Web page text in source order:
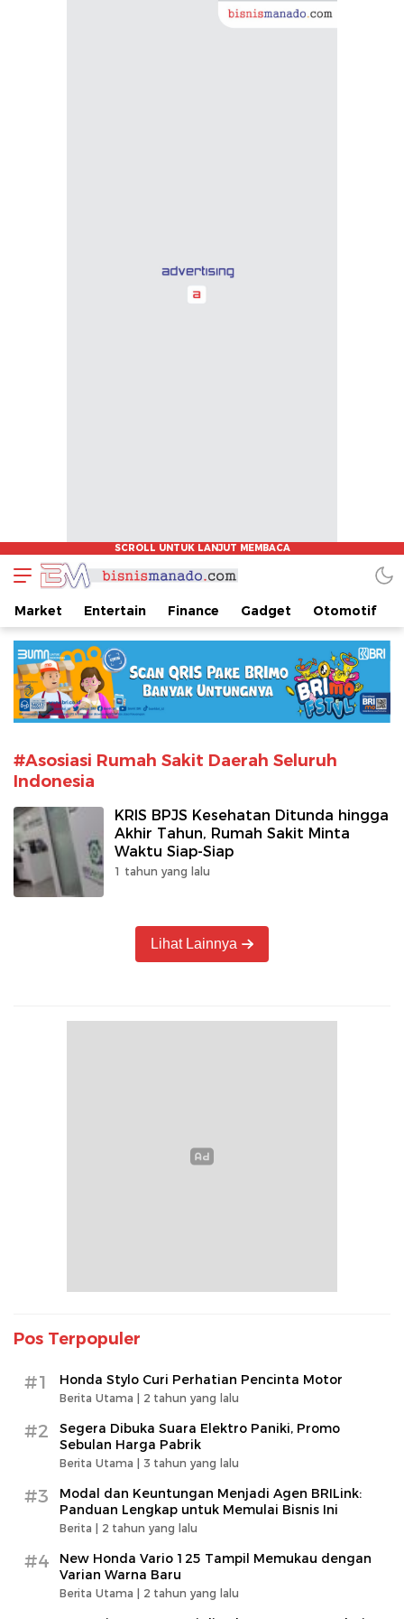
www.bisnismanado.com
Berita Bisnis Sulawesi Utara
Market Entertain Finance Gadget Otomotif
#Asosiasi Rumah Sakit Daerah Seluruh
Indonesia
KRIS BPJS Kesehatan Ditunda hingga
Akhir Tahun, Rumah Sakit Minta
Waktu Siap-Siap
1 tahun yang lalu
Lihat Lainnya
Pos Terpopuler
#1 Honda Stylo Curi Perhatian Pencinta Motor
Berita Utama | 2 tahun yang lalu
#2
Segera Dibuka Suara Elektro Paniki, Promo
Sebulan Harga Pabrik
Berita Utama | 3 tahun yang lalu
#3
Modal dan Keuntungan Menjadi Agen BRILink:
Panduan Lengkap untuk Memulai Bisnis Ini
Berita | 2 tahun yang lalu
#4
New Honda Vario 125 Tampil Memukau dengan
Varian Warna Baru
Berita Utama | 2 tahun yang lalu